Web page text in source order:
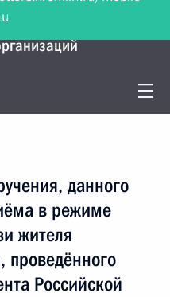
с
данного
в режиме
жителя
проведённого
Российской